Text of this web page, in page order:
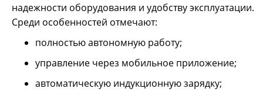
надежности оборудования и удобству эксплуатации.
Среди особенностей отмечают:
полностью автономную работу;
управление через мобильное приложение;
автоматическую индукционную зарядку;